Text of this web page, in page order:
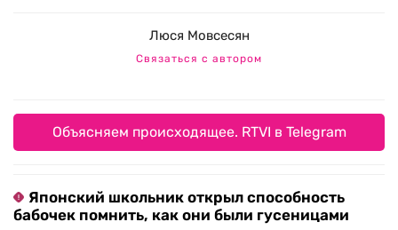
Люся Мовсесян
Связаться с автором
Объясняем происходящее. RTVI в Telegram
Японский школьник открыл способность
бабочек помнить, как они были гусеницами